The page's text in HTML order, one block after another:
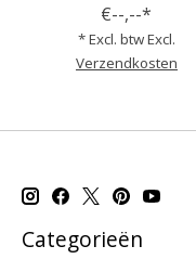
€--,--*
* Excl. btw Excl.
Verzendkosten
Categorieën